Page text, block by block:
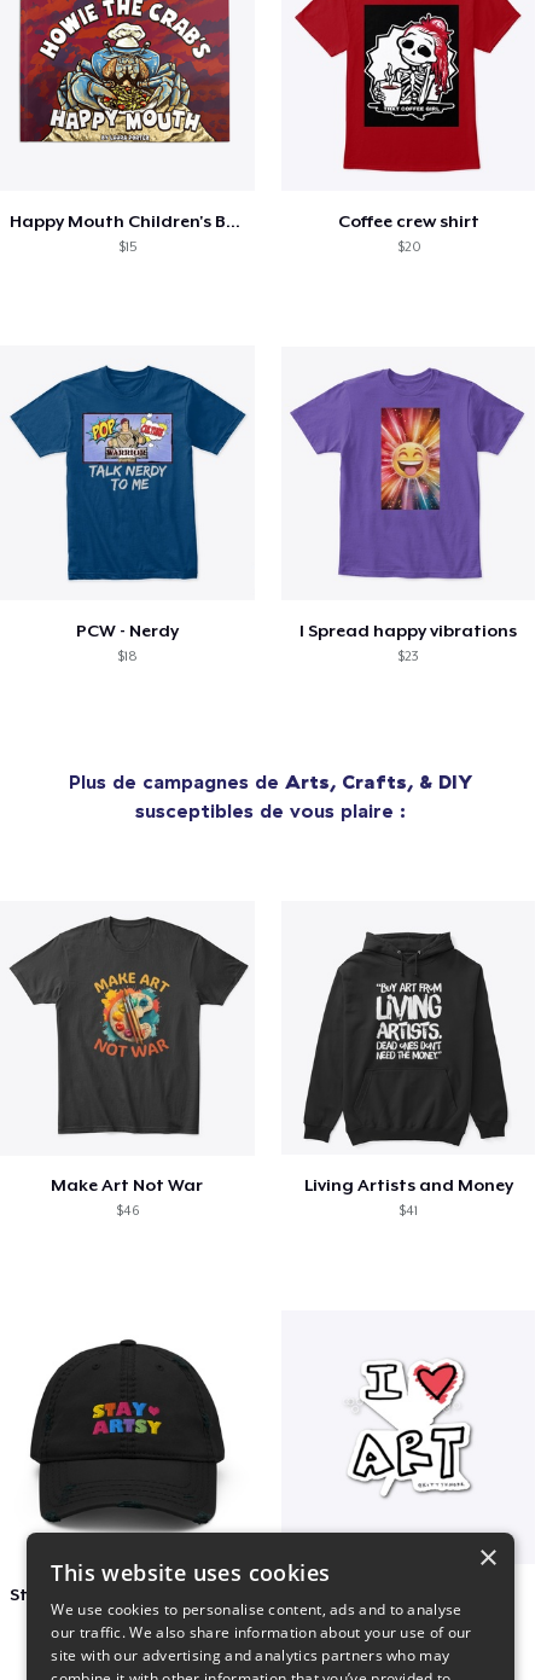
Happy Mouth Children's Book
$15
Coffee crew shirt
$20
PCW - Nerdy
$18
I Spread happy vibrations
$23
Plus de campagnes de Arts, Crafts, & DIY
susceptibles de vous plaire :
Make Art Not War
$46
Living Artists and Money
$41
$27 $7
×
This website uses cookies
We use cookies to personalise content, ads and to analyse
our traffic. We also share information about your use of our
site with our advertising and analytics partners who may